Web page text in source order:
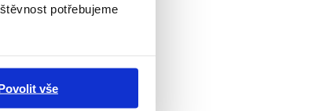
potřebujeme
vše
starala